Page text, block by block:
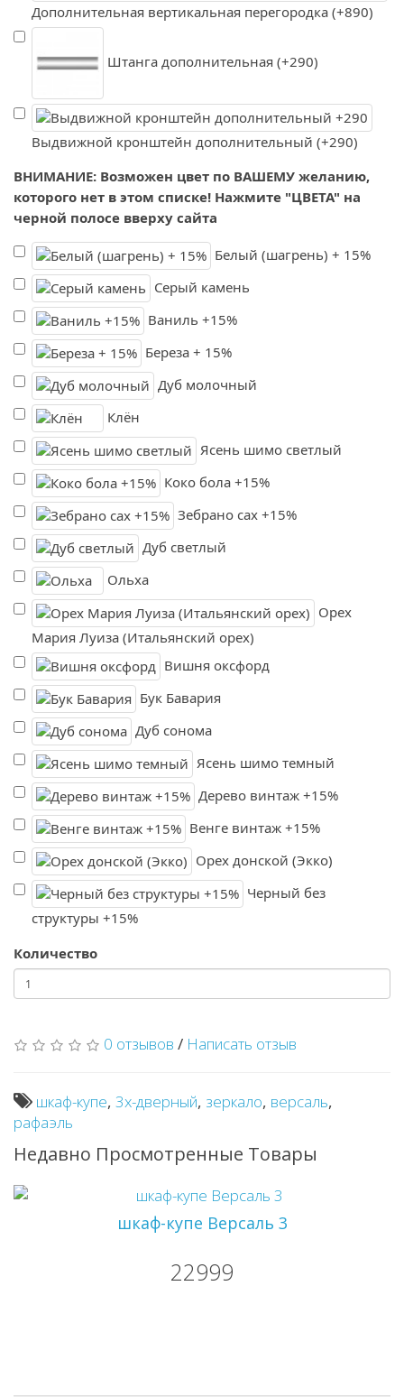
Дополнительная вертикальная перегородка (+890)
Штанга дополнительная (+290)
Выдвижной кронштейн дополнительный (+290)
ВНИМАНИЕ: Возможен цвет по ВАШЕМУ желанию,
которого нет в этом списке! Нажмите "ЦВЕТА" на
черной полосе вверху сайта
Белый (шагрень) + 15%
Серый камень
Ваниль +15%
Береза + 15%
Дуб молочный
Клён
Ясень шимо светлый
Коко бола +15%
Зебрано сах +15%
Дуб светлый
Ольха
Орех
Мария Луиза (Итальянский орех)
Вишня оксфорд
Бук Бавария
Дуб сонома
Ясень шимо темный
Дерево винтаж +15%
Венге винтаж +15%
Орех донской (Экко)
Черный без
структуры +15%
Количество
0 отзывов / Написать отзыв
шкаф-купе, 3х-дверный, зеркало, версаль,
рафаэль
Недавно Просмотренные Товары
шкаф-купе Версаль 3
22999